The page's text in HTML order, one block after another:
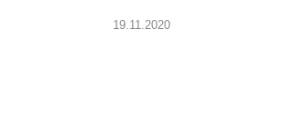
19.11.2020